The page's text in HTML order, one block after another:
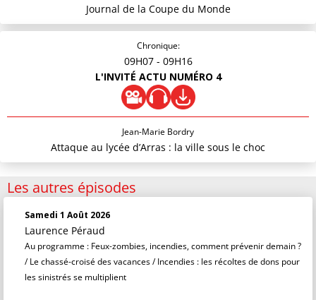
Journal de la Coupe du Monde
Chronique:
09H07 - 09H16
L'INVITÉ ACTU NUMÉRO 4
Jean-Marie Bordry
Attaque au lycée d’Arras : la ville sous le choc
Les autres épisodes
Samedi 1 Août 2026
Laurence Péraud
Au programme : Feux-zombies, incendies, comment prévenir demain ?
/ Le chassé-croisé des vacances / Incendies : les récoltes de dons pour
les sinistrés se multiplient